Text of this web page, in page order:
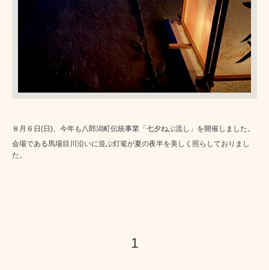
８月６日(日)、今年も八郎潟町伝統事業「七夕ねぶ流し」を開催しました。
会場である馬場目川沿いに並ぶ灯篭が夏の夜半を美しく照らしておりまし
た。
1